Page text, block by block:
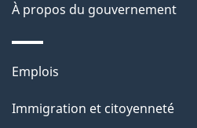
p
a
À propos du gouvernement
Thèmes
sujets
Emplois
Immigration et citoyenneté